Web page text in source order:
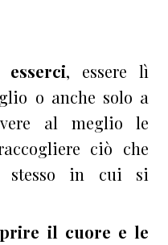
esserci, essere lì
o anche solo a
al meglio le
ciò che
stesso in cui si
il cuore e le